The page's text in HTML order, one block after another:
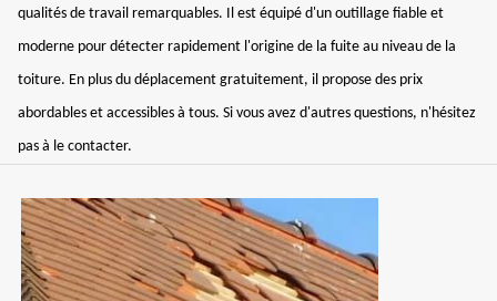
qualités de travail remarquables. Il est équipé d'un outillage fiable et
moderne pour détecter rapidement l'origine de la fuite au niveau de la
toiture. En plus du déplacement gratuitement, il propose des prix
abordables et accessibles à tous. Si vous avez d'autres questions, n'hésitez
pas à le contacter.